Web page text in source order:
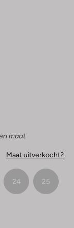
maat
Maat uitverkocht?
24 25